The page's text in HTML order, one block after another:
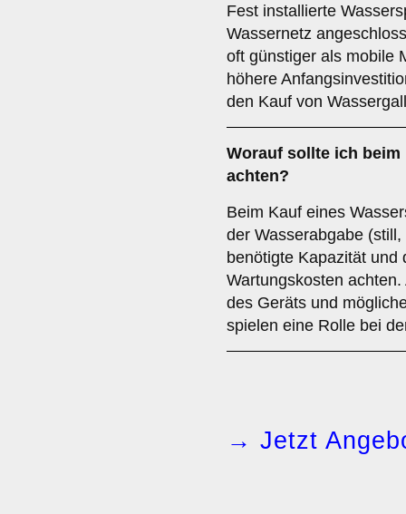
Fest installierte
Wassernetz
oft günstiger als mobile
höhere
den Kauf von
Worauf sollte ich beim
achten?
Beim Kauf eines
der Wasserabgabe
benötigte Kapazität und
Wartungskosten
des Geräts und
spielen eine Rolle bei
→ Jetzt